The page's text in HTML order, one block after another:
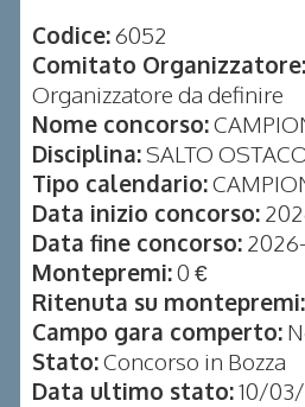
Codice:6052
Comitato Organizzatore:
Organizzatore da definire
Nome concorso:
Disciplina:SALTO
Tipo calendario:
Data inizio concorso:
Data fine concorso:
Montepremi:0 €
Ritenuta su montepremi:
Campo gara comperto:
Stato:Concorso in Bozza
Data ultimo stato:10/